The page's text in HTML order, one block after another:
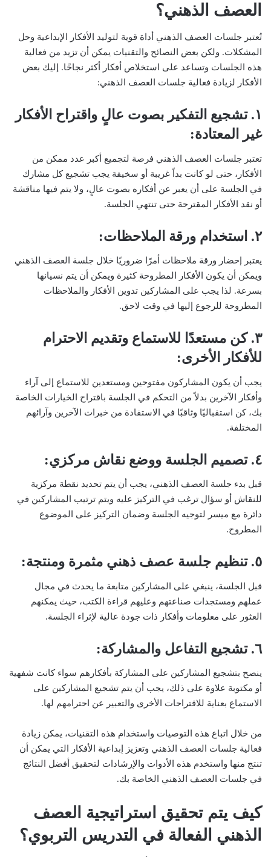
العصف الذهني؟
تُعتبر جلسات العصف الذهني أداة قوية لتوليد الأفكار الإبداعية وحل
المشكلات. ولكن بعض النصائح والتقنيات يمكن أن تزيد من فعالية
هذه الجلسات وتساعد على استخلاص أفكار أكثر نجاحًا. إليك بعض
الأفكار لزيادة فعالية جلسات العصف الذهني:
١. تشجيع التفكير بصوت عالٍ واقتراح الأفكار
غير المعتادة:
تعتبر جلسات العصف الذهني فرصة لتجميع أكبر عدد ممكن من
الأفكار، حتى لو كانت بداً غريبة أو سخيفة يجب تشجيع كل مشارك
في الجلسة على أن يعبر عن أفكاره بصوت عالٍ، ولا يتم فيها مناقشة
أو نقد الأفكار المقترحة حتى تنتهي الجلسة.
٢. استخدام ورقة الملاحظات:
يعتبر إحضار ورقة ملاحظات أمرًا ضروريًا خلال جلسة العصف الذهني
ويمكن أن يكون الأفكار المطروحة كثيرة ويمكن أن يتم نسيانها
بسرعة. لذا يجب على المشاركين تدوين الأفكار والملاحظات
المطروحة للرجوع إليها في وقت لاحق.
٣. كن مستعدًا للاستماع وتقديم الاحترام
للأفكار الأخرى:
يجب أن يكون المشاركون مفتوحين ومستعدين للاستماع إلى آراء
وأفكار الآخرين بدلاً من التحكم في الجلسة باقتراح الخيارات الخاصة
بك، كن استقباليًا وثاقبًا في الاستفادة من خبرات الآخرين وآرائهم
المختلفة.
٤. تصميم الجلسة ووضع نقاش مركزي:
قبل بدء جلسة العصف الذهني، يجب أن يتم تحديد نقطة مركزية
للنقاش أو سؤال ترغب في التركيز عليه ويتم ترتيب المشاركين في
دائرة مع ميسر لتوجيه الجلسة وضمان التركيز على الموضوع
المطروح.
٥. تنظيم جلسة عصف ذهني مثمرة ومنتجة:
قبل الجلسة، ينبغي على المشاركين متابعة ما يحدث في مجال
عملهم ومستجدات صناعتهم وعليهم قراءة الكتب، حيث يمكنهم
العثور على معلومات وأفكار ذات جودة عالية لإثراء الجلسة.
٦. تشجيع التفاعل والمشاركة:
ينصح بتشجيع المشاركين على المشاركة بأفكارهم سواء كانت شفهية
أو مكتوبة علاوة على ذلك، يجب أن يتم تشجيع المشاركين على
الاستماع بعناية للاقتراحات الأخرى والتعبير عن احترامهم لها.
من خلال اتباع هذه التوصيات واستخدام هذه التقنيات، يمكن زيادة
فعالية جلسات العصف الذهني وتعزيز إبداعية الأفكار التي يمكن أن
تنتج منها واستخدم هذه الأدوات والإرشادات لتحقيق أفضل النتائج
في جلسات العصف الذهني الخاصة بك.
كيف يتم تحقيق استراتيجية العصف
الذهني الفعالة في التدريس التربوي؟